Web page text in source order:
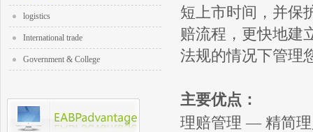
logistics
International trade
Government & College
短上市时间，并保
赔流程，更快地建
法规的情况下管理
主要优点：
理赔管理 — 精简理